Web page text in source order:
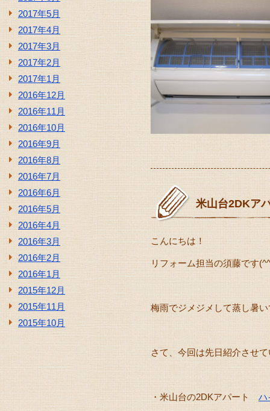
2017年5月
2017年4月
2017年3月
2017年2月
2017年1月
2016年12月
2016年11月
2016年10月
2016年9月
2016年8月
2016年7月
2016年6月
2016年5月
2016年4月
2016年3月
2016年2月
2016年1月
2015年12月
2015年11月
2015年10月
米山台2DKア
こんにちは！
リフォーム担当の須藤です
梅雨でジメジメして蒸し暑
さて、今回は先日紹介させ
・米山台の2DKアパート ハ